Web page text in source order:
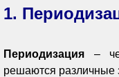
1.
Периодизация –
решаются различные